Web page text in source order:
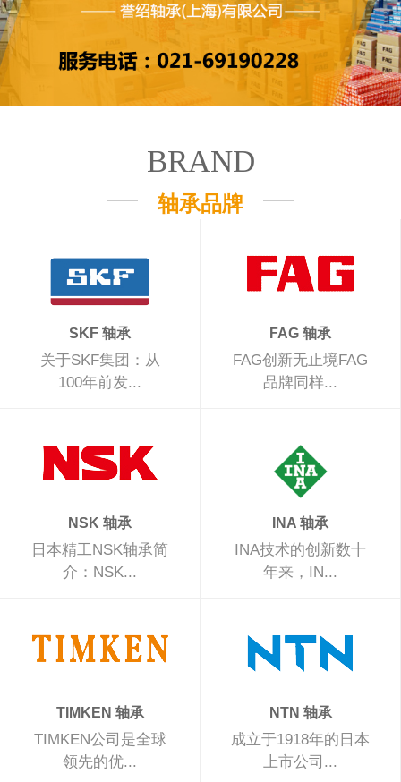
BRAND
轴承品牌
SKF 轴承
关于SKF集团：从
100年前发...
FAG 轴承
FAG创新无止境FAG
品牌同样...
NSK 轴承
日本精工NSK轴承简
介：NSK...
INA 轴承
INA技术的创新数十
年来，IN...
TIMKEN 轴承
TIMKEN公司是全球
领先的优...
NTN 轴承
成立于1918年的日本
上市公司...